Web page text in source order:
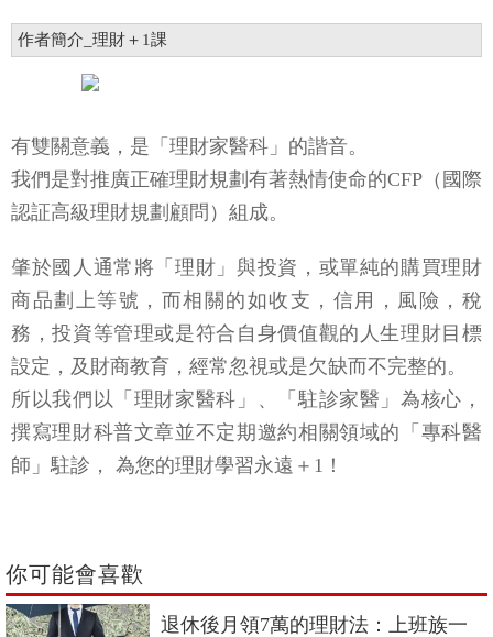
作者簡介_理財＋1課
有雙關意義，是「理財家醫科」的諧音。
我們是對推廣正確理財規劃有著熱情使命的CFP（國際
認証高級理財規劃顧問）組成。
肇於國人通常將「理財」與投資，或單純的購買理財
商品劃上等號，而相關的如收支，信用，風險，稅
務，投資等管理或是符合自身價值觀的人生理財目標
設定，及財商教育，經常忽視或是欠缺而不完整的。
所以我們以「理財家醫科」、「駐診家醫」為核心，
撰寫理財科普文章並不定期邀約相關領域的「專科醫
師」駐診， 為您的理財學習永遠＋1！
你可能會喜歡
退休後月領7萬的理財法：上班族一